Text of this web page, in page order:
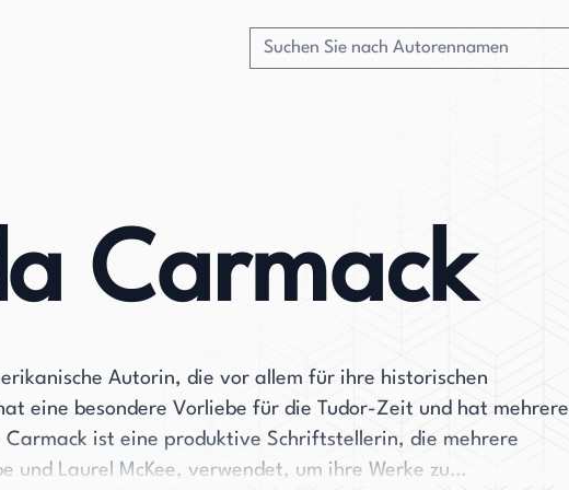
Carmack
Autorin, die vor allem für ihre historischen
eine besondere Vorliebe für die Tudor-Zeit und hat mehrere
Carmack ist eine produktive Schriftstellerin, die mehrere
und Laurel McKee, verwendet, um ihre Werke zu